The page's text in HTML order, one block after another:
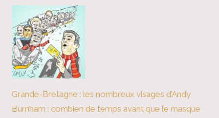
Grande-Bretagne : les nombreux visages d’Andy
Burnham : combien de temps avant que le masque